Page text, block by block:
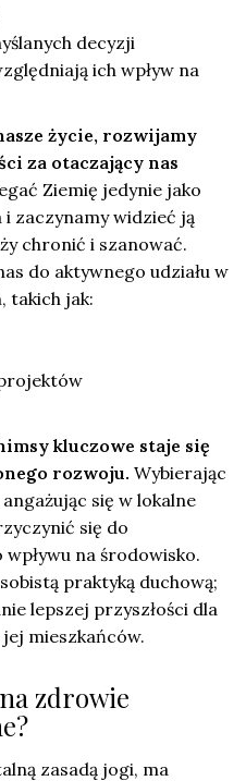
decyzji
ich wpływ na
życie, rozwijamy
za otaczający nas
Ziemię jedynie jako
zaczynamy widzieć ją
chronić i szanować.
do aktywnego udziału w
takich jak:
kluczowe staje się
rozwoju. Wybierając
się w lokalne
się do
na środowisko.
praktyką duchową;
lepszej przyszłości dla
mieszkańców.
zdrowie
zasadą jogi, ma